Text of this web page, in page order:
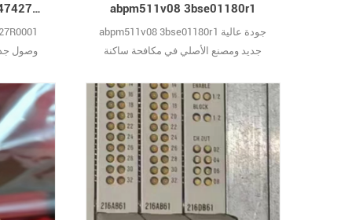
ABB 70EI05A-E HESG447427R0001 وصول جديد بسعر جيد
وصول
abpm511v08 3bse01180r1
abpm511v08 3bse01180r1 جودة عالية
جديد ومصنع الأصلي في مكافحة ساكنة